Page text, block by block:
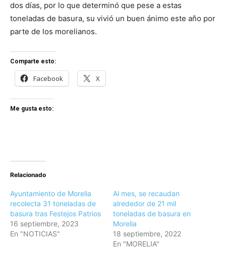
dos días, por lo que determinó que pese a estas
toneladas de basura, su vivió un buen ánimo este año por
parte de los morelianos.
Comparte esto:
Facebook X
Me gusta esto:
Relacionado
Ayuntamiento de Morelia
recolecta 31 toneladas de
basura tras Festejos Patrios
16 septiembre, 2023
En "NOTICIAS"
Al mes, se recaudan
alrededor de 21 mil
toneladas de basura en
Morelia
18 septiembre, 2022
En "MORELIA"